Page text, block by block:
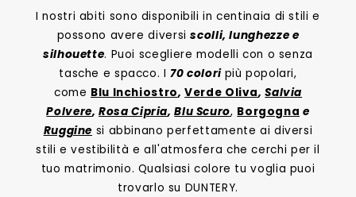
I nostri abiti sono disponibili in centinaia di stili e
possono avere diversiscolli, lunghezze e
silhouette. Puoi scegliere modelli con o senza
tasche e spacco. I70 colori più popolari,
come Blu Inchiostro,Verde Oliva,Salvia
Polvere,Rosa Cipria,Blu Scuro, Borgogna e
Ruggine si abbinano perfettamente ai diversi
stili e vestibilità e all'atmosfera che cerchi per il
tuo matrimonio. Qualsiasi colore tu voglia puoi
trovarlo su DUNTERY.